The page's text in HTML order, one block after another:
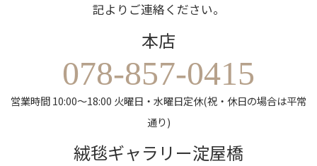
記よりご連絡ください。
本店
078-857-0415
営業時間 10:00～18:00 火曜日・水曜日定休(祝・休日の場合は平常
通り)
絨毯ギャラリー淀屋橋